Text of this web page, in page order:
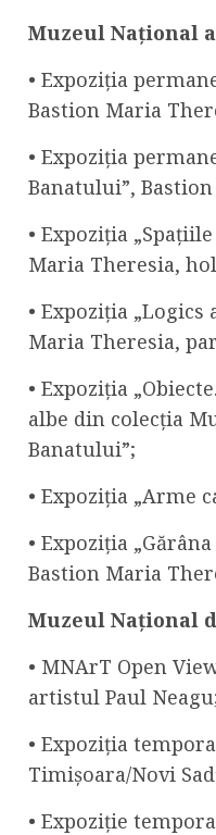
Muzeul Național
• Expoziția
Bastion Maria
• Expoziția
Banatului”,
• Expoziția
Maria Theresia,
• Expoziția „Logics
Maria Theresia,
• Expoziția
albe din colecția
Banatului”;
• Expoziția „Arme
• Expoziția
Bastion Maria
Muzeul Național
• MNArT Open
artistul Paul
• Expoziția
Timișoara/Novi
• Expoziție